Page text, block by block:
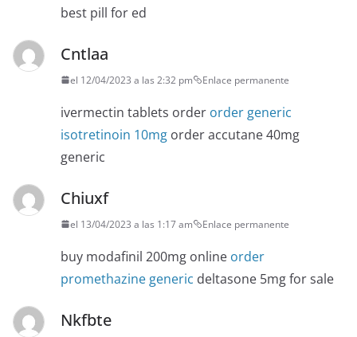
best pill for ed
Cntlaa
el 12/04/2023 a las 2:32 pm Enlace permanente
ivermectin tablets order order generic
isotretinoin 10mg order accutane 40mg
generic
Chiuxf
el 13/04/2023 a las 1:17 am Enlace permanente
buy modafinil 200mg online order
promethazine generic deltasone 5mg for sale
Nkfbte